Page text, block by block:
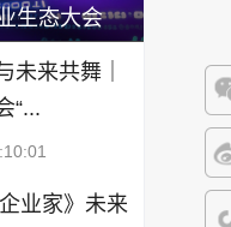
微
微
生态大会
未来共舞｜
“...
业家》未来